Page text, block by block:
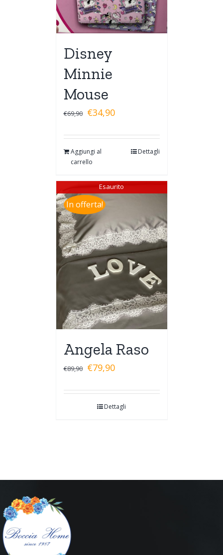
Disney
Minnie
Mouse
€69,90 €34,90
Aggiungi al
carrello
Dettagli
In offerta!
Esaurito
Angela Raso
€89,90 €79,90
Dettagli